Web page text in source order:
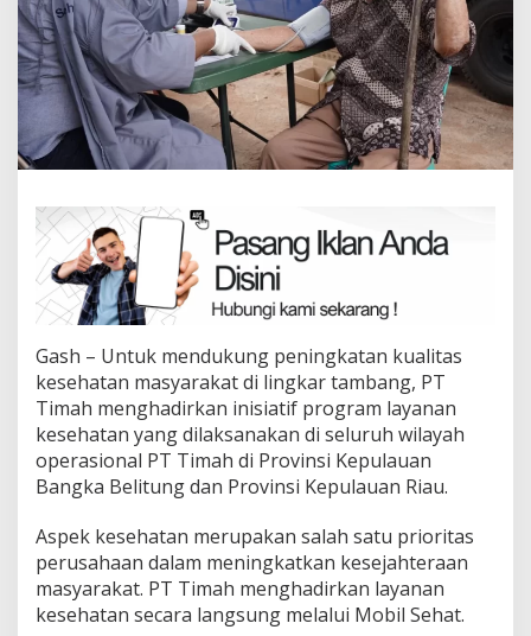
Gash – Untuk mendukung peningkatan kualitas
kesehatan masyarakat di lingkar tambang, PT
Timah menghadirkan inisiatif program layanan
kesehatan yang dilaksanakan di seluruh wilayah
operasional PT Timah di Provinsi Kepulauan
Bangka Belitung dan Provinsi Kepulauan Riau.
Aspek kesehatan merupakan salah satu prioritas
perusahaan dalam meningkatkan kesejahteraan
masyarakat. PT Timah menghadirkan layanan
kesehatan secara langsung melalui Mobil Sehat.